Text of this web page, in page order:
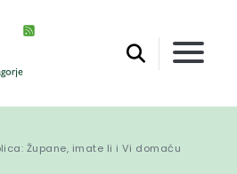
Župane, imate li i Vi domaću